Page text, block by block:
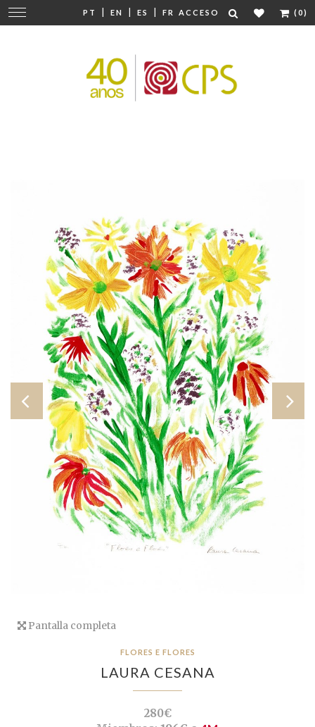
PT | EN | ES | FR ACCESO (0)
Cambiar
navegación
Pantalla completa
FLORES E FLORES
LAURA CESANA
280€